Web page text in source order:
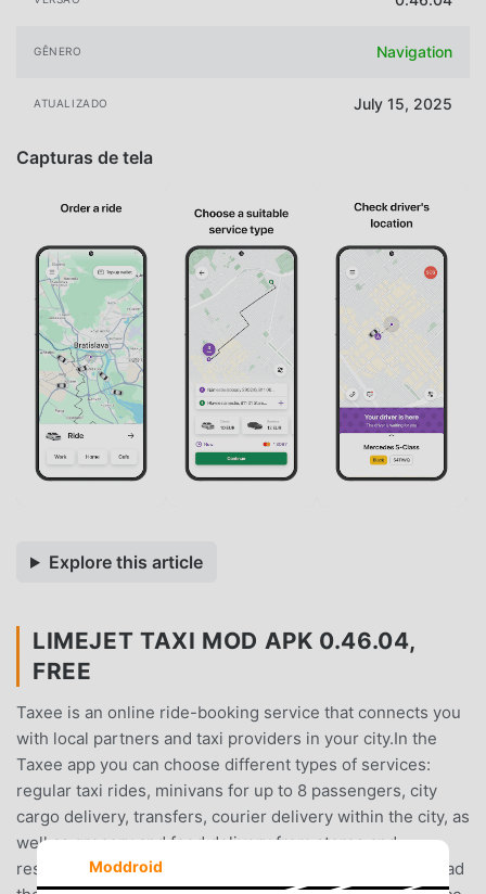
GÊNERO Navigation
ATUALIZADO July 15, 2025
Capturas de tela
Explore this article
LIMEJET TAXI MOD APK 0.46.04,
FREE
Taxee is an online ride-booking service that connects you
with local partners and taxi providers in your city.In the
Taxee app you can choose different types of services:
regular taxi rides, minivans for up to 8 passengers, city
cargo delivery, transfers, courier delivery within the city, as
well as grocery and food delivery from stores and
restaurants.Booking a ride with Taxee is easy — download
Moddroid